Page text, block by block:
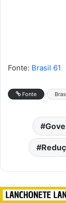
Fonte: Brasil 61
Fonte